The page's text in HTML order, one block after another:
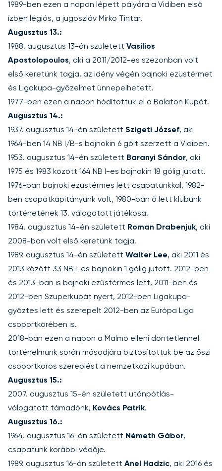
1989-ben ezen a napon lépett pályára a Vidiben első
ízben légiós, a jugoszláv Mirko Tintar.
Augusztus 13.:
1988. augusztus 13-án született Vasilios
Apostolopoulos, aki a 2011/2012-es szezonban volt
első keretünk tagja, az idény végén bajnoki ezüstérmet
és Ligakupa-győzelmet ünnepelhetett.
1977-ben ezen a napon hódítottuk el a Balaton Kupát.
Augusztus 14.:
1937. augusztus 14-én született Szigeti József, aki
1964-ben 14 NB I/B-s bajnokin 6 gólt szerzett a Vidiben.
1953. augusztus 14-én született Baranyi Sándor, aki
1975 és 1983 között 164 NB I-es bajnokin 18 gólig jutott.
1976-ban bajnoki ezüstérmes lett csapatunkkal, 1982-
ben csapatkapitányunk volt, 1980-ban ő lett klubunk
történetének 13. válogatott játékosa.
1984. augusztus 14-én született Roman Drabenjuk, aki
2008-ban volt első keretünk tagja.
1989. augusztus 14-én született Walter Lee, aki 2011 és
2013 között 33 NB I-es bajnokin 1 gólig jutott. 2012-ben
és 2013-ban is bajnoki ezüstérmes lett, 2011-ben és
2012-ben Szuperkupát nyert, 2012-ben Ligakupa-
győztes lett és szerepelt 2012-ben az Európa Liga
csoportkörében is.
2018-ban ezen a napon a Malmö elleni döntetlennel
történelmünk során másodjára biztosítottuk be az őszi
csoportkörös szereplést a nemzetközi kupában.
Augusztus 15.:
2007. augusztus 15-én született utánpótlás-
válogatott támadónk, Kovács Patrik.
Augusztus 16.:
1964. augusztus 16-án született Németh Gábor,
csapatunk korábbi védője.
1989. augusztus 16-án született Anel Hadzic, aki 2016 és